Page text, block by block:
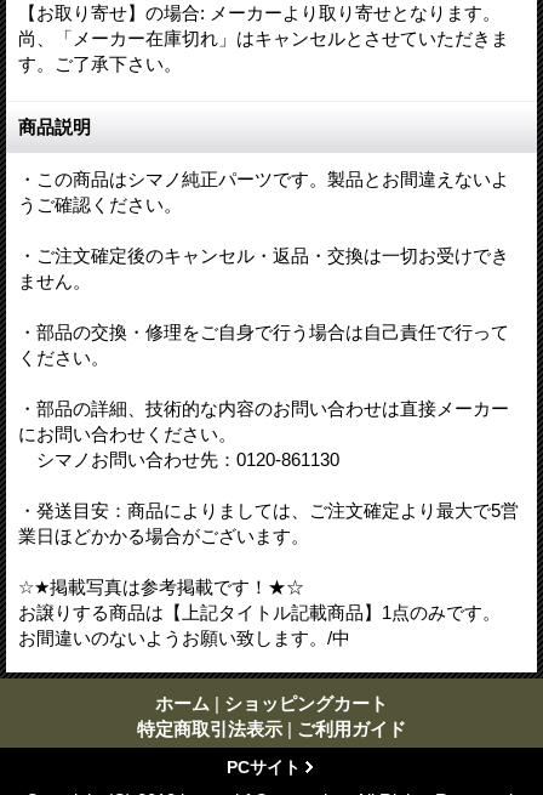
【お取り寄せ】の場合: メーカーより取り寄せとなります。
尚、「メーカー在庫切れ」はキャンセルとさせていただきま
す。ご了承下さい。
商品説明
・この商品はシマノ純正パーツです。製品とお間違えないよ
うご確認ください。
・ご注文確定後のキャンセル・返品・交換は一切お受けでき
ません。
・部品の交換・修理をご自身で行う場合は自己責任で行って
ください。
・部品の詳細、技術的な内容のお問い合わせは直接メーカー
にお問い合わせください。
シマノお問い合わせ先：0120-861130
・発送目安：商品によりましては、ご注文確定より最大で5営
業日ほどかかる場合がございます。
☆★掲載写真は参考掲載です！★☆
お譲りする商品は【上記タイトル記載商品】1点のみです。
お間違いのないようお願い致します。/中
ホーム | ショッピングカート
特定商取引法表示 | ご利用ガイド
PCサイト